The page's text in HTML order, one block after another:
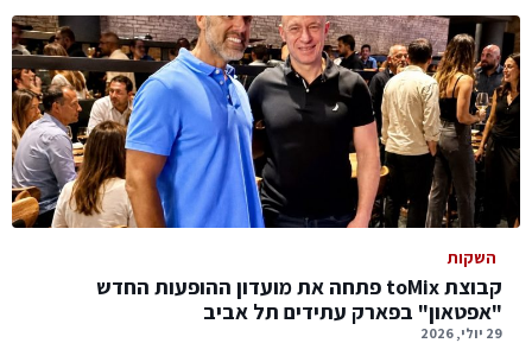
השקות
קבוצת toMix פתחה את מועדון ההופעות החדש
"אפטאון" בפארק עתידים תל אביב
29 יולי, 2026